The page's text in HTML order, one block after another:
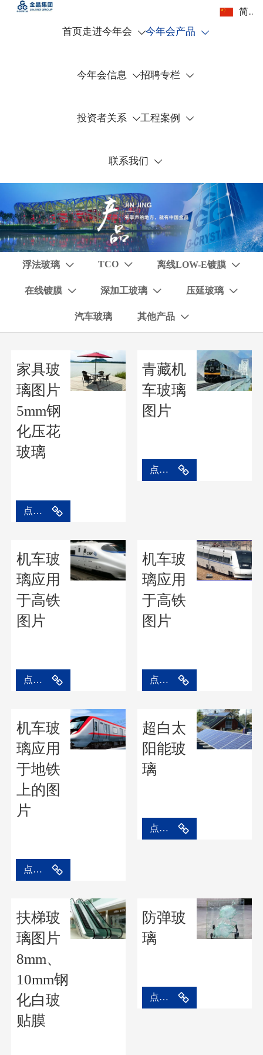
首页 走进今年会 今年会产品 
今年会信息 招聘专栏 
投资者关系 工程案例 
联系我们 
简体中文
浮法玻璃  TCO  离线LOW-E镀膜 
在线镀膜  深加工玻璃  压延玻璃 
汽车玻璃 其他产品 
家具玻
璃图片
5mm钢
化压花
玻璃
点击进入
青藏机
车玻璃
图片
点击进入
机车玻
璃应用
于高铁
图片
点击进入
机车玻
璃应用
于高铁
图片
点击进入
机车玻
璃应用
于地铁
上的图
片
点击进入
超白太
阳能玻
璃
点击进入
扶梯玻
璃图片
8mm、
10mm钢
化白玻
贴膜
防弹玻
璃
点击进入